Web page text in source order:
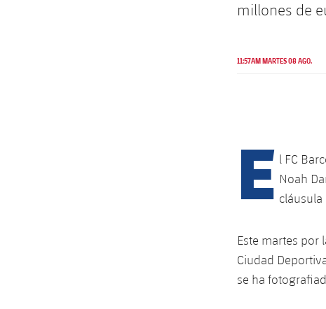
millones de
11:57AM MARTES 08 AGO.
E l FC
Noah
cláusula
Este martes por
Ciudad
se ha